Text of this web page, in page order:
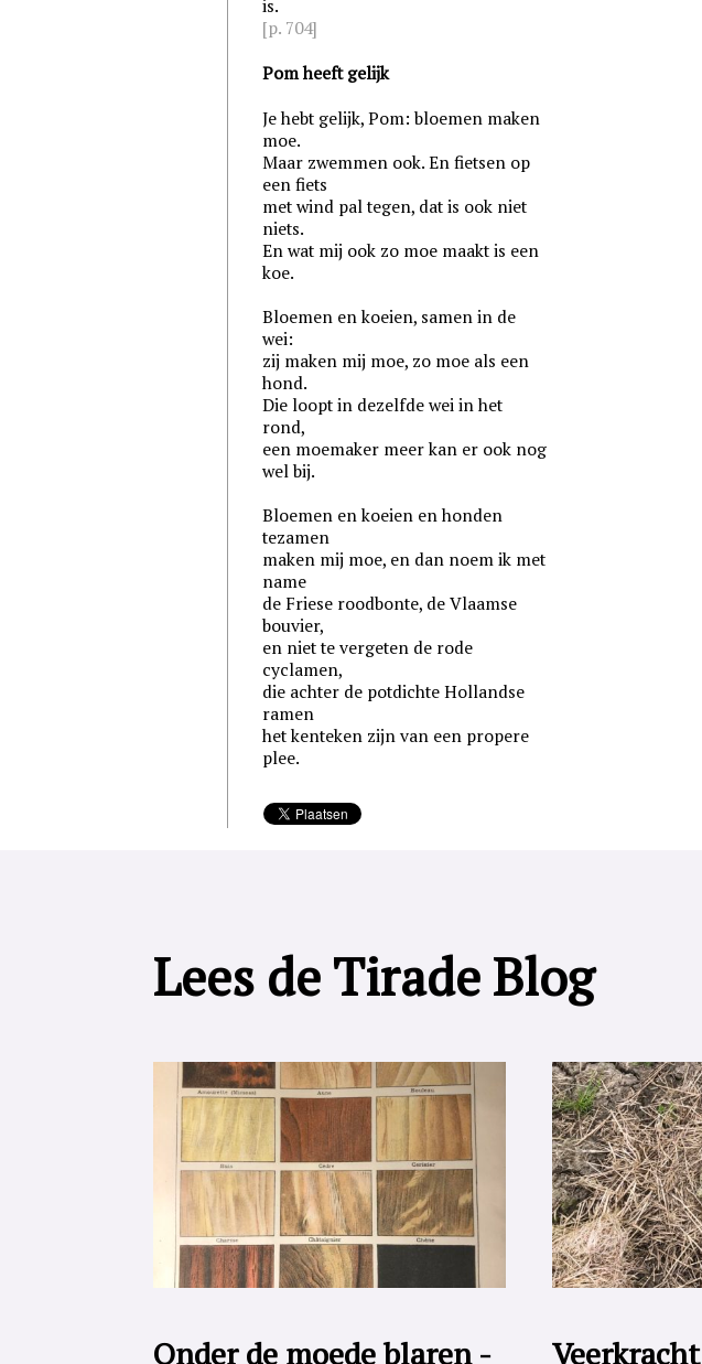
is.
[p. 704]
Pom heeft gelijk
Je hebt gelijk, Pom: bloemen maken
moe.
Maar zwemmen ook. En fietsen op
een fiets
met wind pal tegen, dat is ook niet
niets.
En wat mij ook zo moe maakt is een
koe.
Bloemen en koeien, samen in de
wei:
zij maken mij moe, zo moe als een
hond.
Die loopt in dezelfde wei in het
rond,
een moemaker meer kan er ook nog
wel bij.
Bloemen en koeien en honden
tezamen
maken mij moe, en dan noem ik met
name
de Friese roodbonte, de Vlaamse
bouvier,
en niet te vergeten de rode
cyclamen,
die achter de potdichte Hollandse
ramen
het kenteken zijn van een propere
plee.
Lees de Tirade Blog
Onder de moede blaren - Veerkracht